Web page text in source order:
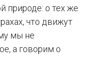
природе: о тех же
что движут
мы не
а говорим о